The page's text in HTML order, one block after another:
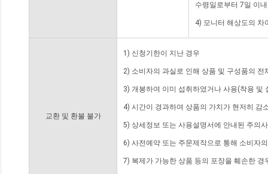
수령일로부터 7일 이
4) 모니터 해상도의 차
교환 및 환불 불가
1) 신청기한이 지난 경우
2) 소비자의 과실로 인해 상품 및 구성품의
3) 개봉하여 이미 섭취하였거나 사용(착용 및
4) 시간이 경과하여 상품의 가치가 현저히 감
5) 상세정보 또는 사용설명서에 안내된 주의
6) 사전예약 또는 주문제작으로 통해 소비자
7) 복제가 가능한 상품 등의 포장을 훼손한 경